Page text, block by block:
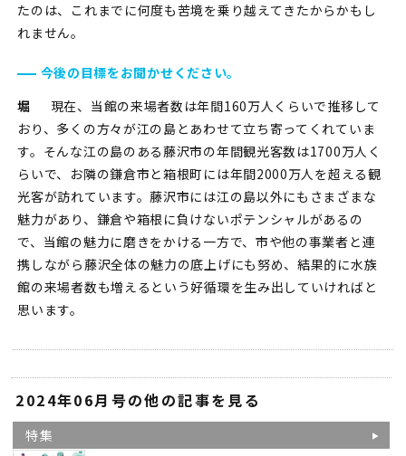
たのは、これまでに何度も苦境を乗り越えてきたからかもし
れません。
今後の目標をお聞かせください。
堀
現在、当館の来場者数は年間160万人くらいで推移して
おり、多くの方々が江の島とあわせて立ち寄ってくれていま
す。そんな江の島のある藤沢市の年間観光客数は1700万人く
らいで、お隣の鎌倉市と箱根町には年間2000万人を超える観
光客が訪れています。藤沢市には江の島以外にもさまざまな
魅力があり、鎌倉や箱根に負けないポテンシャルがあるの
で、当館の魅力に磨きをかける一方で、市や他の事業者と連
携しながら藤沢全体の魅力の底上げにも努め、結果的に水族
館の来場者数も増えるという好循環を生み出していければと
思います。
2024年06月号の他の記事を見る
特集